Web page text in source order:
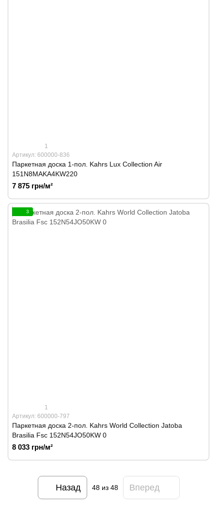
1
Артикул: 600000-836
Паркетная доска 1-пол. Kahrs Lux Collection Air
151N8MAKA4KW220
7 875 грн/м²
3
1
Артикул: 600000-797
Паркетная доска 2-пол. Kahrs World Collection Jatoba
Brasilia Fsc 152N54JO50KW 0
8 033 грн/м²
Назад 48из 48 Вперед